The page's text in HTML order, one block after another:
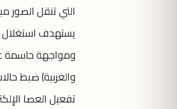
التي تنقل الصور
يستهدف استغلال
ومواجهة حاسمة
والغربية) ضبط
تفعيل العصا